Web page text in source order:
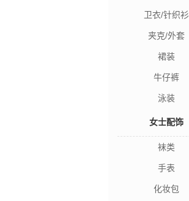
卫衣/针织衫
夹克/外套
裙装
牛仔裤
泳装
女士配饰
袜类
手表
化妆包